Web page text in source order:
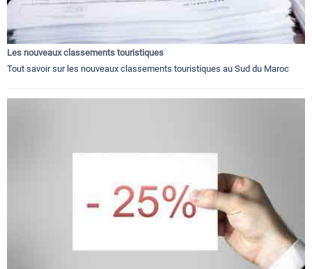
Les nouveaux classements touristiques
Tout savoir sur les nouveaux classements touristiques au Sud du Maroc